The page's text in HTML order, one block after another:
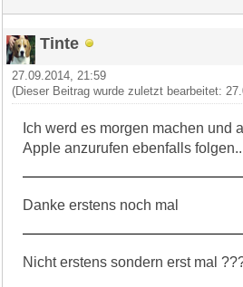
Tinte
27.09.2014, 21:59
(Dieser Beitrag wurde zuletzt bearbeitet:
Ich werd es morgen machen und
Apple anzurufen ebenfalls folgen..
Danke erstens noch mal
Nicht erstens sondern erst mal